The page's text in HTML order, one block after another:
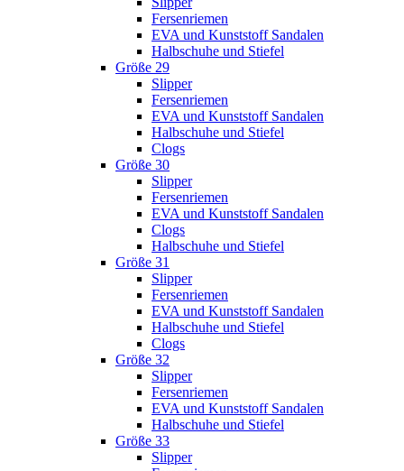
Fersenriemen
EVA und Kunststoff Sandalen
Halbschuhe und Stiefel
Größe 29
Slipper
Fersenriemen
EVA und Kunststoff Sandalen
Halbschuhe und Stiefel
Clogs
Größe 30
Slipper
Fersenriemen
EVA und Kunststoff Sandalen
Clogs
Halbschuhe und Stiefel
Größe 31
Slipper
Fersenriemen
EVA und Kunststoff Sandalen
Halbschuhe und Stiefel
Clogs
Größe 32
Slipper
Fersenriemen
EVA und Kunststoff Sandalen
Halbschuhe und Stiefel
Größe 33
Slipper